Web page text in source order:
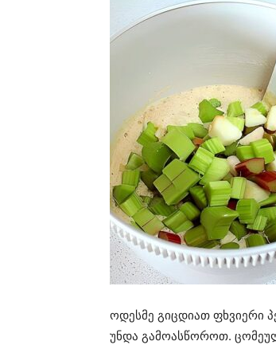
ოდესმე გიცდიათ ფხვიერი
უნდა გამოასწოროთ.